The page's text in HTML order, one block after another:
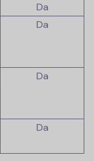
Da
Da
Da
Da